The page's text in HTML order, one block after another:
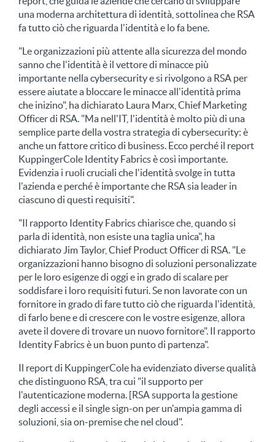
una moderna architettura di identità, sottolinea che RSA
fa tutto ciò che riguarda l'identità e lo fa bene.
"Le organizzazioni più attente alla sicurezza del mondo
sanno che l'identità è il vettore di minacce più
importante nella cybersecurity e si rivolgono a RSA per
essere aiutate a bloccare le minacce all'identità prima
che inizino", ha dichiarato Laura Marx, Chief Marketing
Officer di RSA. "Ma nell'IT, l'identità è molto più di una
semplice parte della vostra strategia di cybersecurity: è
anche un fattore critico di business. Ecco perché il report
KuppingerCole Identity Fabrics è così importante.
Evidenzia i ruoli cruciali che l'identità svolge in tutta
l'azienda e perché è importante che RSA sia leader in
ciascuno di questi requisiti".
"Il rapporto Identity Fabrics chiarisce che, quando si
parla di identità, non esiste una taglia unica", ha
dichiarato Jim Taylor, Chief Product Officer di RSA. "Le
organizzazioni hanno bisogno di soluzioni personalizzate
per le loro esigenze di oggi e in grado di scalare per
soddisfare i loro requisiti futuri. Se non lavorate con un
fornitore in grado di fare tutto ciò che riguarda l'identità,
di farlo bene e di crescere con le vostre esigenze, allora
avete il dovere di trovare un nuovo fornitore". Il rapporto
Identity Fabrics è un buon punto di partenza".
Il report di KuppingerCole ha evidenziato diverse qualità
che distinguono RSA, tra cui "il supporto per
l'autenticazione moderna. [RSA supporta la gestione
degli accessi e il single sign-on per un'ampia gamma di
soluzioni, sia on-premise che nel cloud".